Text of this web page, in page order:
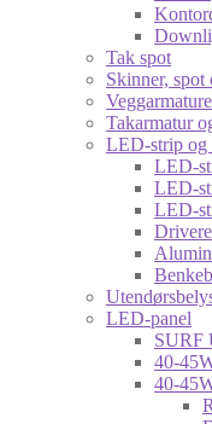
Tak spot
Skinner, spot
Takarmatur
LED-strip og
LED-
LED-
LED-
LED-panel
SURF
40-
40-